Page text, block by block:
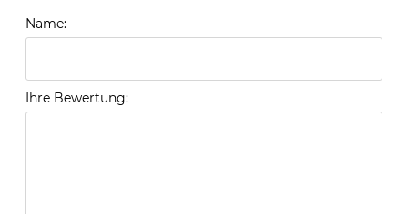
Name:
Ihre Bewertung: